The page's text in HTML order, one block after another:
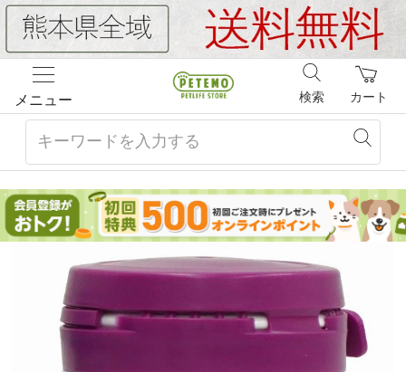
メニュー カート
検索